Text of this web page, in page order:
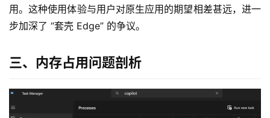
用。这种使用体验与用户对原生应用的期望相差甚远，进一
步加深了 “套壳 Edge” 的争议。
三、内存占用问题剖析